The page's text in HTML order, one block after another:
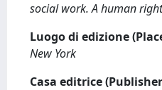
social work. A human
Luogo di edizione
New York
Casa editrice